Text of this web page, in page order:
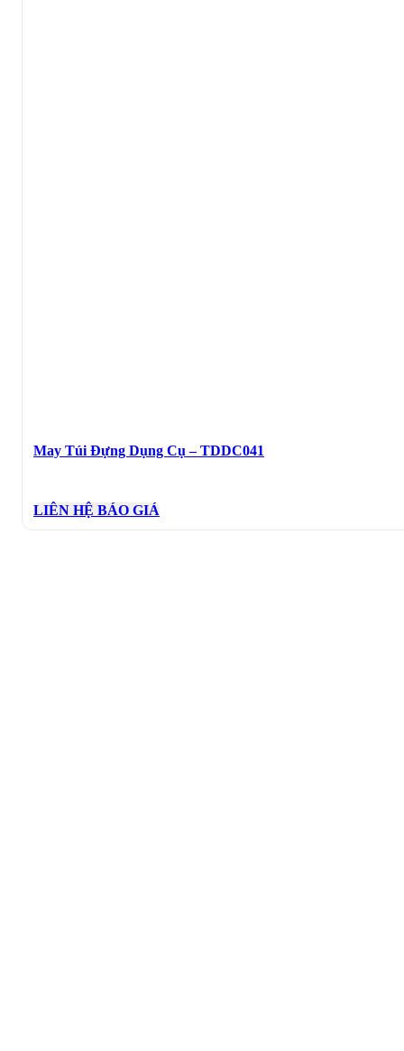
May Túi Đựng Dụng Cụ – TDDC041
LIÊN HỆ BÁO GIÁ